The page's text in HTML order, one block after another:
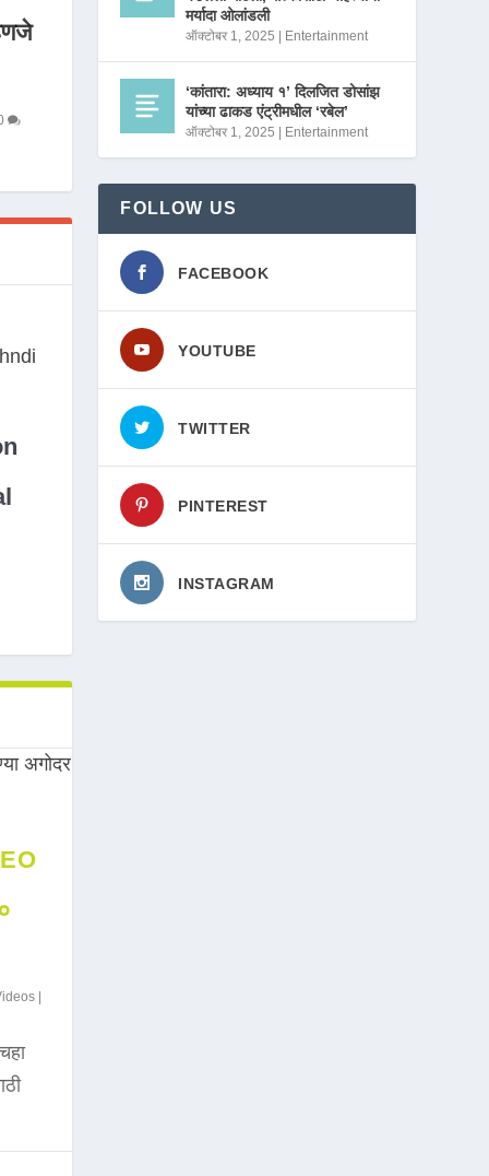
|
मर्यादा ओलांडली
ऑक्टोबर 1, 2025 Entertainment
‘कांतारा: अध्याय १’ दिलजित डोसांझ
यांच्या ढाकड एंट्रीमधील ‘रबेल’
ऑक्टोबर 1, 2025 Entertainment
FOLLOW US
FACEBOOK
YOUTUBE
TWITTER
PINTEREST
INSTAGRAM